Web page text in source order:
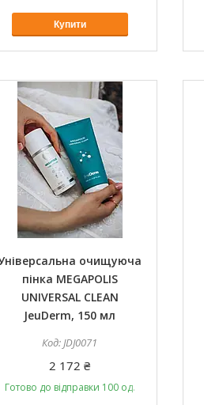
Купити
очищуюча
пінка MEGAPOLIS
UNIVERSAL CLEAN
JeuDerm, 150 мл
JDJ0071
2 172 ₴
Готово до відправки 100 од.